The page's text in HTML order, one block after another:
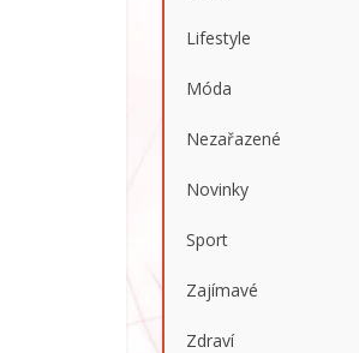
Lifestyle
Móda
Nezařazené
Novinky
Sport
Zajímavé
Zdraví